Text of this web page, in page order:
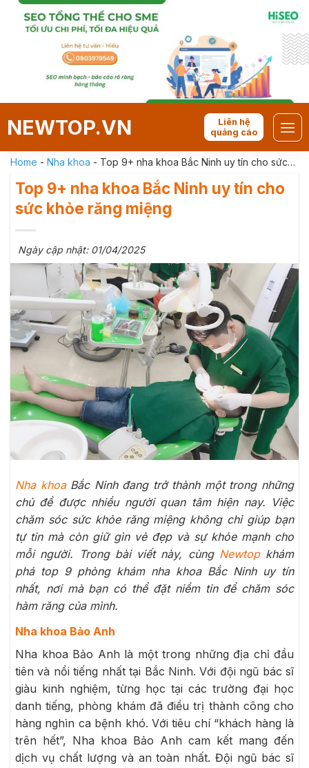
Skip
NEWTOP.VN
Liên hệ
quảng cáo
Home - Nha khoa - Top 9+ nha khoa Bắc Ninh uy tín cho sức
Top 9+ nha khoa Bắc Ninh uy tín cho
sức khỏe răng miệng
Ngày cập nhật: 01/04/2025
Nha khoaBắc Ninh đang trở thành một trong những
chủ đề được nhiều người quan tâm hiện nay. Việc
chăm sóc sức khỏe răng miệng không chỉ giúp bạn
tự tin mà còn giữ gìn vẻ đẹp và sự khỏe mạnh cho
mỗi người. Trong bài viết này, cùng Newtopkhám
phá top 9 phòng khám nha khoa Bắc Ninh uy tín
nhất, nơi mà bạn có thể đặt niềm tin để chăm sóc
hàm răng của mình.
Nha khoa Bảo Anh
Nha khoa Bảo Anh là một trong những địa chỉ đầu
tiên và nổi tiếng nhất tại Bắc Ninh. Với đội ngũ bác sĩ
giàu kinh nghiệm, từng học tại các trường đại học
danh tiếng, phòng khám đã điều trị thành công cho
hàng nghìn ca bệnh khó. Với tiêu chí “khách hàng là
trên hết”, Nha khoa Bảo Anh cam kết mang đến
dịch vụ chất lượng và an toàn nhất. Đội ngũ bác sĩ